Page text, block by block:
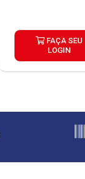
FAÇA SEU
LOGIN